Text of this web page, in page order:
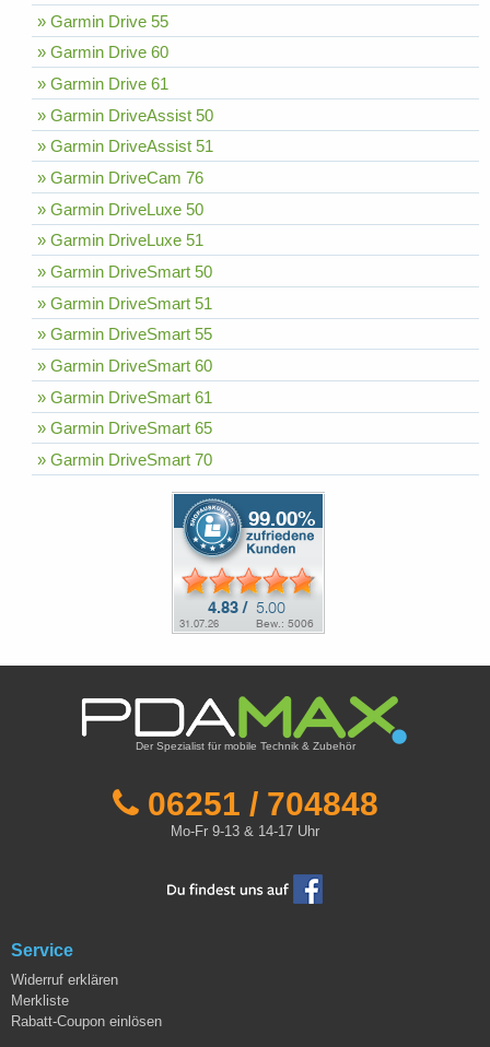
» Garmin Drive 55
» Garmin Drive 60
» Garmin Drive 61
» Garmin DriveAssist 50
» Garmin DriveAssist 51
» Garmin DriveCam 76
» Garmin DriveLuxe 50
» Garmin DriveLuxe 51
» Garmin DriveSmart 50
» Garmin DriveSmart 51
» Garmin DriveSmart 55
» Garmin DriveSmart 60
» Garmin DriveSmart 61
» Garmin DriveSmart 65
» Garmin DriveSmart 70
Der Spezialist für mobile Technik & Zubehör
06251 / 704848
Mo-Fr 9-13 & 14-17 Uhr
Service
Widerruf erklären
Merkliste
Rabatt-Coupon einlösen